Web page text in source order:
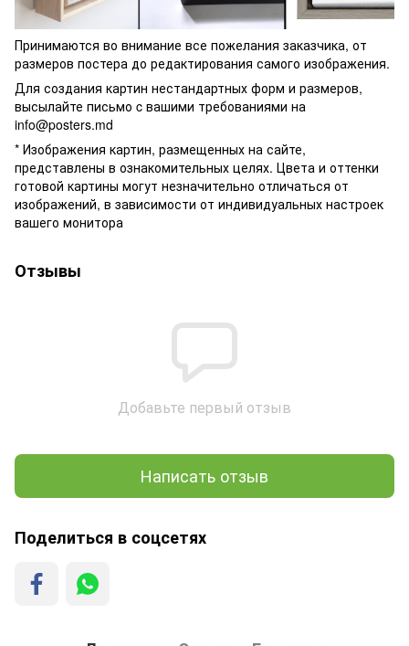
Принимаются во внимание все пожелания заказчика, от
размеров постера до редактирования самого изображения.
Для создания картин нестандартных форм и размеров,
высылайте письмо c вашими требованиями на
info@posters.md
* Изображения картин, размещенных на сайте,
представлены в ознакомительных целях. Цвета и оттенки
готовой картины могут незначительно отличаться от
изображений, в зависимости от индивидуальных настроек
вашего монитора
Отзывы
Добавьте первый отзыв
Написать отзыв
Поделиться в соцсетях